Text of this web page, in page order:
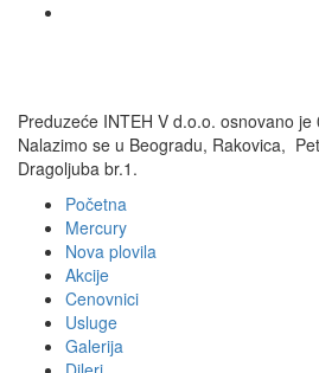
Preduzeće INTEH V d.o.o. osnovano
Nalazimo se u Beogradu, Rakovica,
Dragoljuba br.1.
Početna
Mercury
Nova plovila
Akcije
Cenovnici
Usluge
Galerija